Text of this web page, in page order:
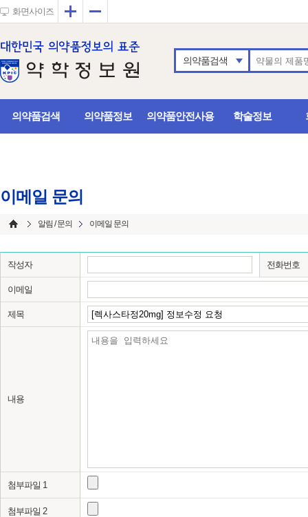
화면사이즈 확대
의약품검색
의약품검색 의약품정보 의약품안전사용 학술정보
이메일 문의
알림 / 문의 이메일 문의
작성자 전화번호
이메일
제목
내용
첨부파일 1
첨부파일 2